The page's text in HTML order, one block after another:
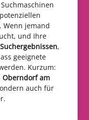
jemand
und Ihre
,
geeignete
Kurzum:
Oberndorf am
auch für